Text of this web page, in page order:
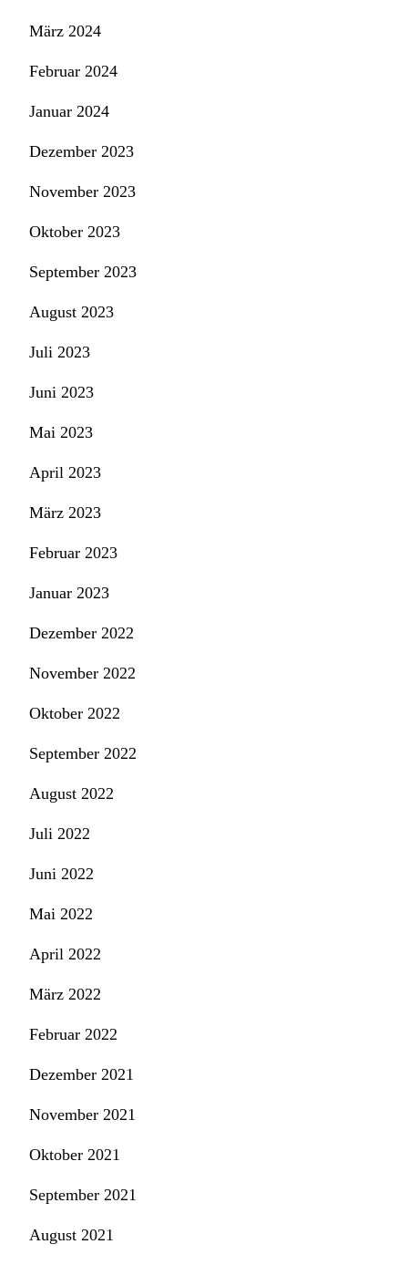
März 2024
Februar 2024
Januar 2024
Dezember 2023
November 2023
Oktober 2023
September 2023
August 2023
Juli 2023
Juni 2023
Mai 2023
April 2023
März 2023
Februar 2023
Januar 2023
Dezember 2022
November 2022
Oktober 2022
September 2022
August 2022
Juli 2022
Juni 2022
Mai 2022
April 2022
März 2022
Februar 2022
Dezember 2021
November 2021
Oktober 2021
September 2021
August 2021